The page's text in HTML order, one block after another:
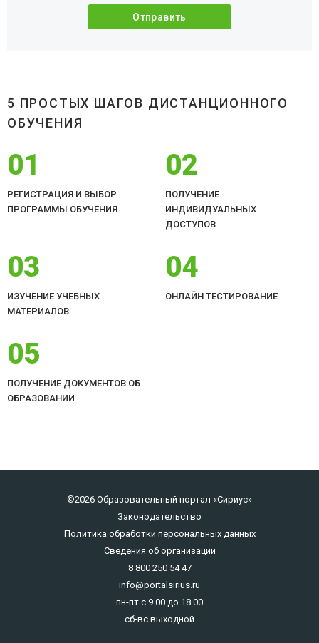
5 ПРОСТЫХ ШАГОВ ДИСТАНЦИОННОГО
ОБУЧЕНИЯ
01
РЕГИСТРАЦИЯ И ВЫБОР
ПРОГРАММЫ ОБУЧЕНИЯ
02
ПОЛУЧЕНИЕ
ИНДИВИДУАЛЬНЫХ
ДОСТУПОВ
03
ИЗУЧЕНИЕ УЧЕБНЫХ
МАТЕРИАЛОВ
04
ОНЛАЙН ТЕСТИРОВАНИЕ
05
ПОЛУЧЕНИЕ ДОКУМЕНТОВ ОБ
ОБРАЗОВАНИИ
©2026 Образовательный портал «Сириус»
Законодательство
Политика обработки персональных данных
Сведения об организации
8 800 250 54 47
info@portalsirius.ru
пн-пт с 9.00 до 18.00
сб-вс выходной